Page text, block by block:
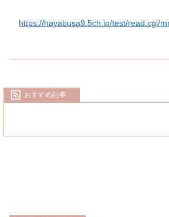
https://hayabusa9.5ch.io/test/read.cgi/
おすすめ記事